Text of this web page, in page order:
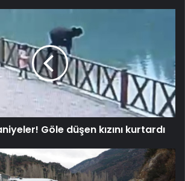
Göle düşen kızını kurtardı